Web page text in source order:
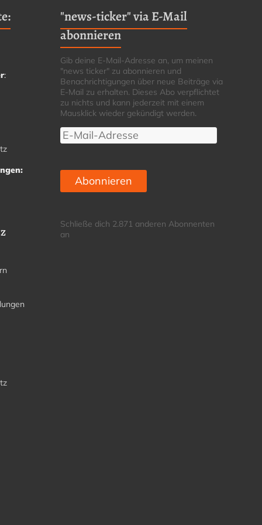
:
"news-ticker" via E-Mail
abonnieren
Gib deine E-Mail-Adresse an, um meinen
"news ticker" zu abonnieren und
Benachrichtigungen über neue Beiträge via
E-Mail zu erhalten. Dieses Abo verpflichtet
zu nichts und kann jederzeit mit einem
Mausklick wieder gekündigt werden.
E-
Mail-
Abonnieren
Schließe dich 2.871 anderen Abonnenten
an